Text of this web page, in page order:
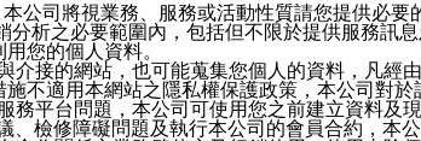
公司將視業務、服務或活動性質請您提供必
析之必要範圍內，包括但不限於提供服務訊
您的個人資料。
接的網站，也可能蒐集您個人的資料，凡
不適用本網站之隱私權保護政策，本公司對於
平台問題，本公司可使用您之前建立資料及
檢修障礙問題及執行本公司的會員合約，本